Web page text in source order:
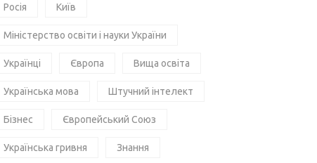
Росія Київ
Міністерство освіти і науки України
Українці Європа Вища освіта
Українська мова Штучний інтелект
Бізнес Європейський Союз
Українська гривня Знання